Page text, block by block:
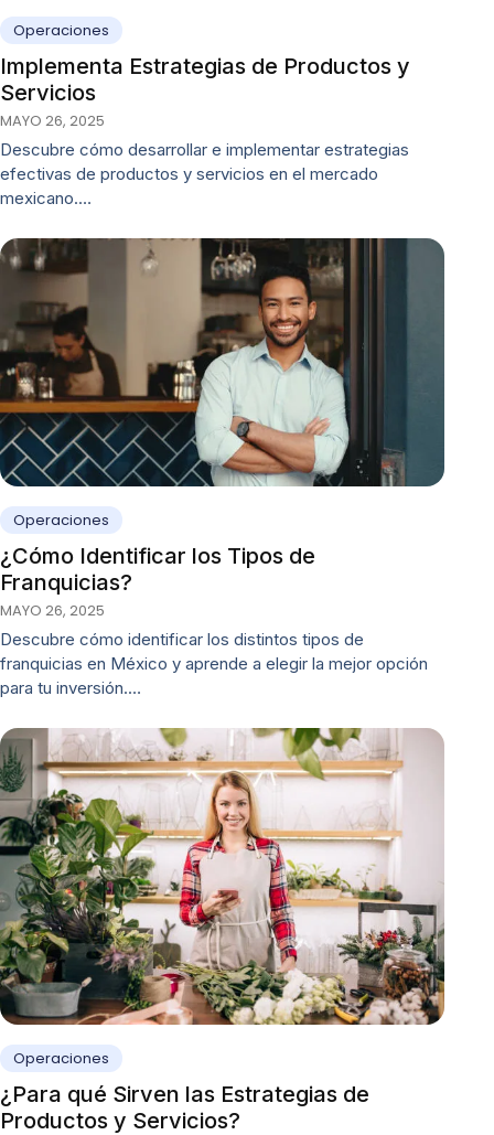
Operaciones
Implementa Estrategias de Productos y
Servicios
MAYO 26, 2025
Descubre cómo desarrollar e implementar estrategias
efectivas de productos y servicios en el mercado
mexicano.…
Operaciones
¿Cómo Identificar los Tipos de
Franquicias?
MAYO 26, 2025
Descubre cómo identificar los distintos tipos de
franquicias en México y aprende a elegir la mejor opción
para tu inversión.…
Operaciones
¿Para qué Sirven las Estrategias de
Productos y Servicios?